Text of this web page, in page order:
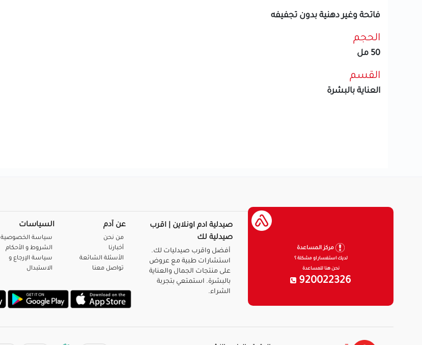
فاتحة وغير دهنية بدون تجفيفه
الحجم
50 مل
القسم
العناية بالبشرة
مركز المساعدة
لديك استفسار او مشكلة ؟
نحن هنا للمساعدة
920022326
صيدلية ادم اونلاين | اقرب
صيدلية لك
أفضل واقرب صيدليات لك.
استشارات طبية مع عروض
على منتجات الجمال والعناية
بالبشرة. استمتعي بتجربة
الشراء.
عن آدم
من نحن
أخبارنا
الأسئلة الشائعة
تواصل معنا
السياسات
سياسة الخصوصية
الشروط و الأحكام
سياسة الإرجاع و
الاستبدال